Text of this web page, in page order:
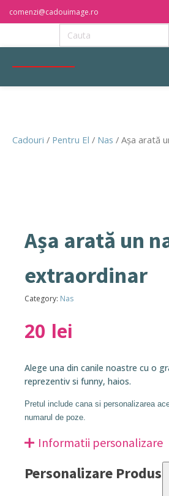
comenzi@cadouimage.ro
Cadouri / Pentru El / Nas / Așa arată
Așa arată un
extraordinar
Category: Nas
20 lei
Alege una din canile noastre cu o
reprezentiv si funny, haios.
Pretul include cana si personalizarea
numarul de poze.
Informatii personalizare
Personalizare Produs